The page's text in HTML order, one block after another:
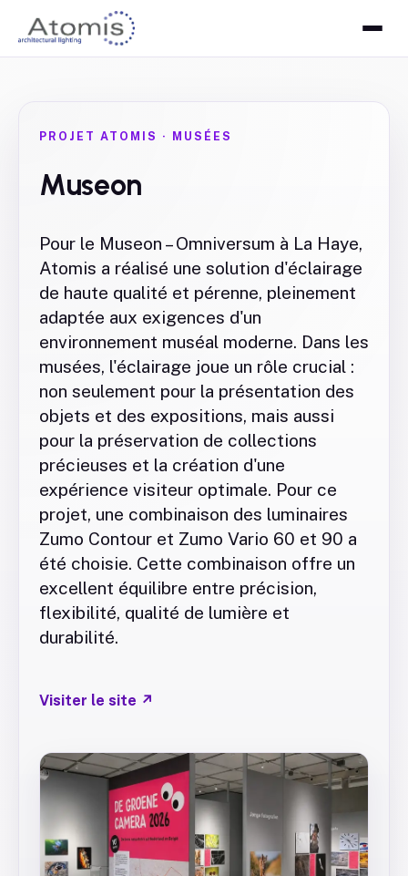
PROJET ATOMIS · MUSÉES
Museon
Pour le Museon – Omniversum à La Haye,
Atomis a réalisé une solution d'éclairage
de haute qualité et pérenne, pleinement
adaptée aux exigences d'un
environnement muséal moderne. Dans les
musées, l'éclairage joue un rôle crucial :
non seulement pour la présentation des
objets et des expositions, mais aussi
pour la préservation de collections
précieuses et la création d'une
expérience visiteur optimale. Pour ce
projet, une combinaison des luminaires
Zumo Contour et Zumo Vario 60 et 90 a
été choisie. Cette combinaison offre un
excellent équilibre entre précision,
flexibilité, qualité de lumière et
durabilité.
Visiter le site ↗